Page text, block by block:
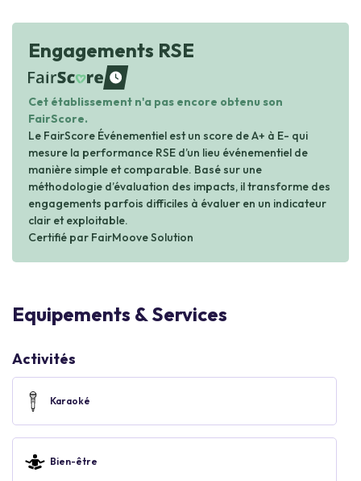
Engagements RSE
waiting
Cet établissement n'a pas encore obtenu son
FairScore.
Le FairScore Événementiel est un score de A+ à E- qui
mesure la performance RSE d’un lieu événementiel de
manière simple et comparable. Basé sur une
méthodologie d’évaluation des impacts, il transforme des
engagements parfois difficiles à évaluer en un indicateur
clair et exploitable.
Certifié par FairMoove Solution
Equipements & Services
Activités
Karaoké
Bien-être